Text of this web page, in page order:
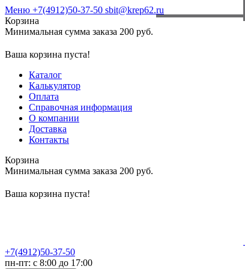
Меню +7(4912)50-37-50 sbit@krep62.ru
Корзина
Минимальная сумма заказа 200 руб.
Ваша корзина пуста!
Каталог
Калькулятор
Оплата
Справочная информация
О компании
Доставка
Контакты
Корзина
Минимальная сумма заказа 200 руб.
Ваша корзина пуста!
+7(4912)50-37-50
пн-пт: с 8:00 до 17:00